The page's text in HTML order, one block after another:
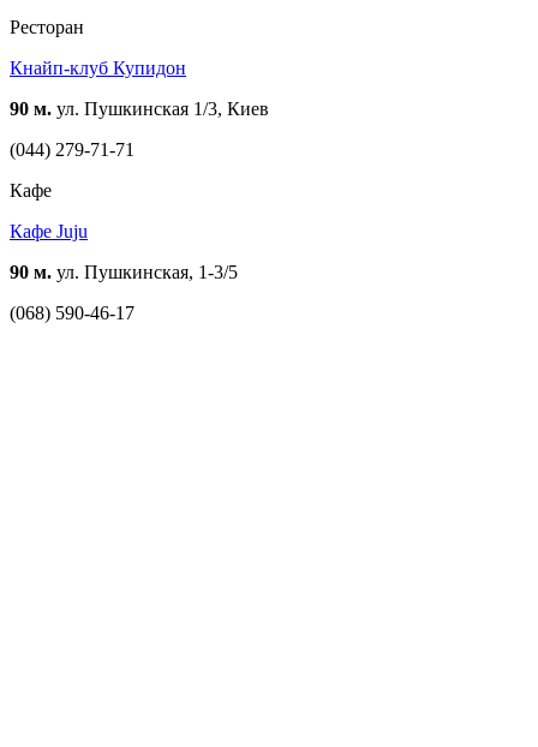
Ресторан
Кнайп-клуб Купидон
90 м. ул. Пушкинская 1/3, Киев
(044) 279-71-71
Кафе
Кафе Juju
90 м. ул. Пушкинская, 1-3/5
(068) 590-46-17